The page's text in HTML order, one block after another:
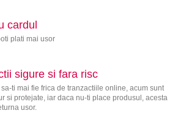
cardul
plati mai usor
sigure si fara risc
ti mai fie frica de tranzactiile online, acum sunt
si protejate, iar daca nu-ti place produsul, acesta
usor.